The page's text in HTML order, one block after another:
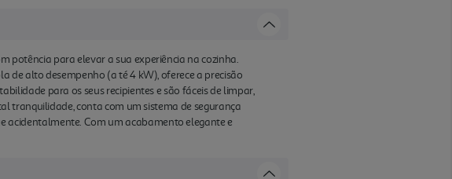
potência para elevar a sua experiência na cozinha.
de alto desempenho (a té 4 kW), oferece a precisão
para os seus recipientes e são fáceis de limpar,
tranquilidade, conta com um sistema de segurança
acidentalmente. Com um acabamento elegante e